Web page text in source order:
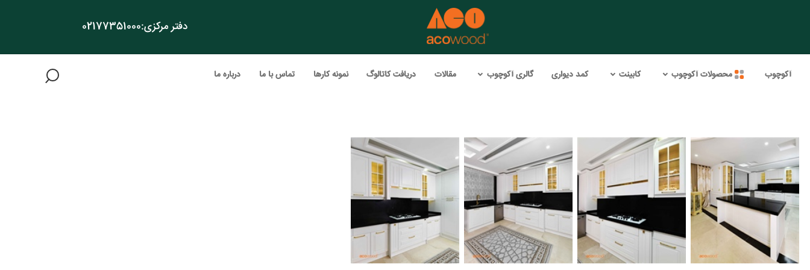
دفتر مرکزی:02177351000
آکوچوب محصولات آکوچوب کابینت کمد دیواری گالری آکوچوب مقالات دریافت کاتالوگ نمونه کارها تماس با ما درباره ما